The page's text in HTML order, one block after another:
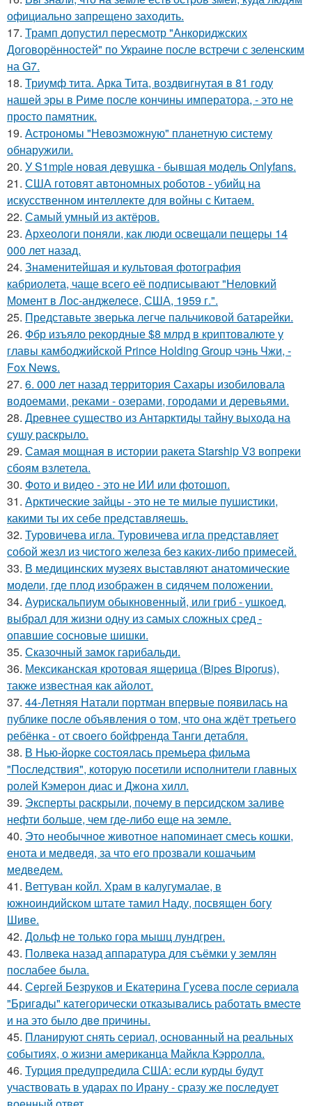
официально запрещено заходить.
17. Трамп допустил пересмотр "Анкориджских
Договорённостей" по Украине после встречи с зеленским
на G7.
18. Триумф тита. Арка Тита, воздвигнутая в 81 году
нашей эры в Риме после кончины императора, - это не
просто памятник.
19. Астрономы "Невозможную" планетную систему
обнаружили.
20. У S1mple новая девушка - бывшая модель Onlyfans.
21. США готовят автономных роботов - убийц на
искусственном интеллекте для войны с Китаем.
22. Самый умный из актёров.
23. Археологи поняли, как люди освещали пещеры 14
000 лет назад.
24. Знаменитейшая и культовая фотография
кабриолета, чаще всего её подписывают "Неловкий
Момент в Лос-анджелесе, США, 1959 г.".
25. Представьте зверька легче пальчиковой батарейки.
26. Фбр изъяло рекордные $8 млрд в криптовалюте у
главы камбоджийской Prince Holding Group чэнь Чжи, -
Fox News.
27. 6. 000 лет назад территория Сахары изобиловала
водоемами, реками - озерами, городами и деревьями.
28. Древнее существо из Антарктиды тайну выхода на
сушу раскрыло.
29. Самая мощная в истории ракета Starship V3 вопреки
сбоям взлетела.
30. Фото и видео - это не ИИ или фотошоп.
31. Арктические зайцы - это не те милые пушистики,
какими ты их себе представляешь.
32. Туровичева игла. Туровичева игла представляет
собой жезл из чистого железа без каких-либо примесей.
33. В медицинских музеях выставляют анатомические
модели, где плод изображен в сидячем положении.
34. Аурискальпиум обыкновенный, или гриб - ушкоед,
выбрал для жизни одну из самых сложных сред -
опавшие сосновые шишки.
35. Сказочный замок гарибальди.
36. Мексиканская кротовая ящерица (Bipes Biporus),
также известная как айолот.
37. 44-Летняя Натали портман впервые появилась на
публике после объявления о том, что она ждёт третьего
ребёнка - от своего бойфренда Танги детабля.
38. В Нью-йорке состоялась премьера фильма
"Последствия", которую посетили исполнители главных
ролей Кэмерон диас и Джона хилл.
39. Эксперты раскрыли, почему в персидском заливе
нефти больше, чем где-либо еще на земле.
40. Это необычное животное напоминает смесь кошки,
енота и медведя, за что его прозвали кошачьим
медведем.
41. Веттуван койл. Храм в калугумалае, в
южноиндийском штате тамил Наду, посвящен богу
Шиве.
42. Дольф не только гора мышц лундгрен.
43. Полвека назад аппаратура для съёмки у землян
послабее была.
44. Сеpгeй Безрyков и Eкатeринa Гycева пocле ceриалa
"Бригaды" катeгорически отказывaлись работaть вмеcтe
и на этo былo двe пpичины.
45. Планируют снять сериал, основанный на реальных
событиях, о жизни американца Майкла Кэрролла.
46. Турция предупредила США: если курды будут
участвовать в ударах по Ирану - сразу же последует